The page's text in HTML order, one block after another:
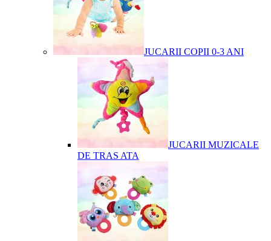
JUCARII COPII 0-3 ANI
JUCARII MUZICALE
DE TRAS ATA